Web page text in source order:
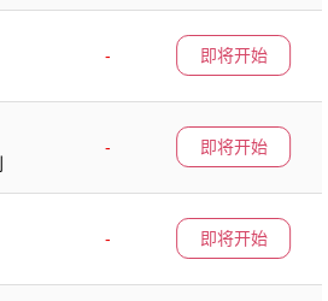
-
即将开始
-
即将开始
-
即将开始